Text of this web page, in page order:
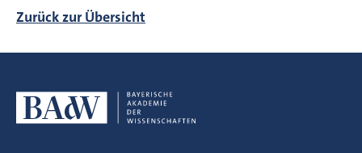
Zurück zur Übersicht